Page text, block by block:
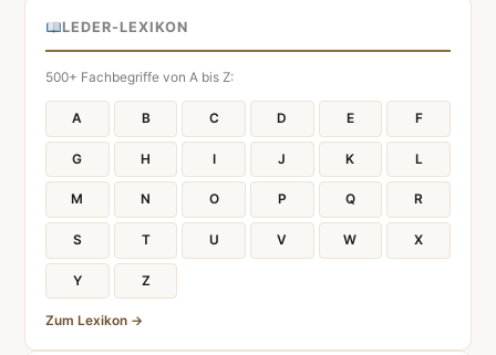
LEDER-LEXIKON
500+ Fachbegriffe von A bis Z:
A B C D E F
G H I J K L
M N O P Q R
S T U V W X
Y Z
Zum Lexikon →